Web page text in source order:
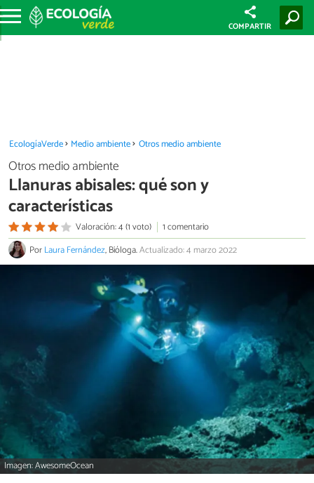
COMPARTIR
EcologíaVerde Medio ambiente Otros medio ambiente
Otros medio ambiente
Llanuras abisales: qué son y
características
Valoración: 4 (1 voto)
1 comentario
PorLaura Fernández, Bióloga.Actualizado: 4 marzo 2022
Imagen: AwesomeOcean